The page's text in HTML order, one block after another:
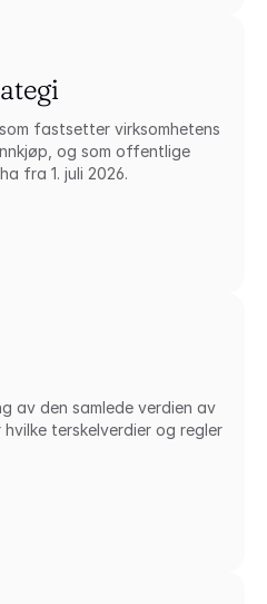
fastsetter virksomhetens
og som offentlige
fra 1. juli 2026.
av den samlede verdien av
terskelverdier og regler